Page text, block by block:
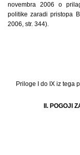
novembra 2006 o
politike zaradi pristopa
2006, str. 344).
Priloge I do IX iz tega
II. POGOJI